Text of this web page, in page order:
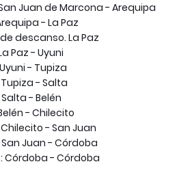
Juan de Marcona - Arequipa
- La Paz
descanso. La Paz
Paz - Uyuni
- Tupiza
- Salta
Salta - Belén
- Chilecito
Chilecito - San Juan
San Juan - Córdoba
Córdoba - Córdoba